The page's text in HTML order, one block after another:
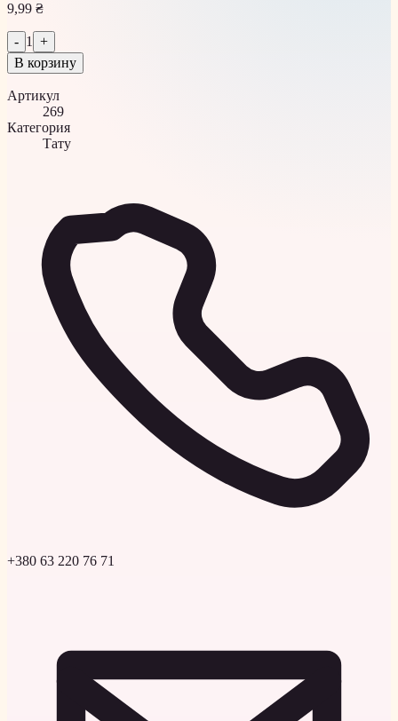
9,99 ₴
- 1 +
В корзину
Артикул
269
Категория
Тату
+380 63 220 76 71